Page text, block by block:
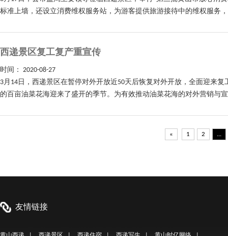
标准上墙，还设立消费维权服务站，为游客提供旅游接待中的维权服务
西递景区复工复产重宣传
时间： 2020-08-27
3月14日，西递景区在暂停对外开放近50天后恢复对外开放，全面迎来
的百亩油菜花海迎来了盛开的季节。为有效推动油菜花海的对外营销与
« 1 2 ...